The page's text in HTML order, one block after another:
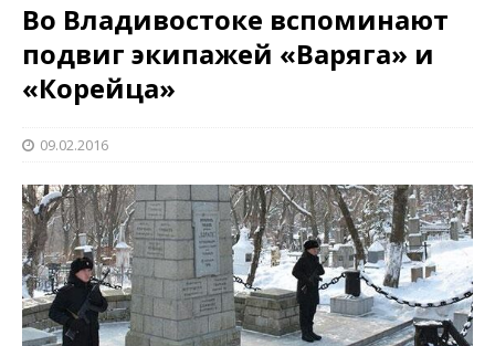
Во Владивостоке вспоминают
подвиг экипажей «Варяга» и
«Корейца»
09.02.2016